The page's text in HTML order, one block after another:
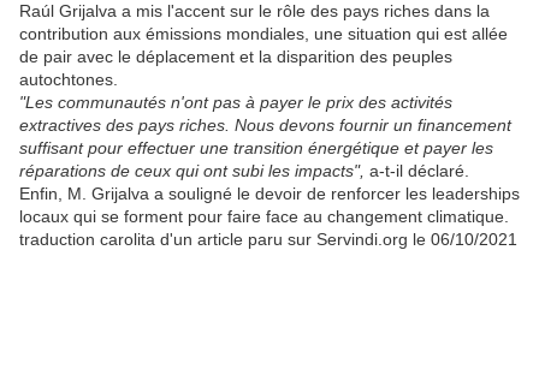
Raúl Grijalva a mis l'accent sur le rôle des pays riches dans la
contribution aux émissions mondiales, une situation qui est allée
de pair avec le déplacement et la disparition des peuples
autochtones.
"Les communautés n'ont pas à payer le prix des activités
extractives des pays riches. Nous devons fournir un financement
suffisant pour effectuer une transition énergétique et payer les
réparations de ceux qui ont subi les impacts", a-t-il déclaré.
Enfin, M. Grijalva a souligné le devoir de renforcer les leaderships
locaux qui se forment pour faire face au changement climatique.
traduction carolita d'un article paru sur Servindi.org le 06/10/2021